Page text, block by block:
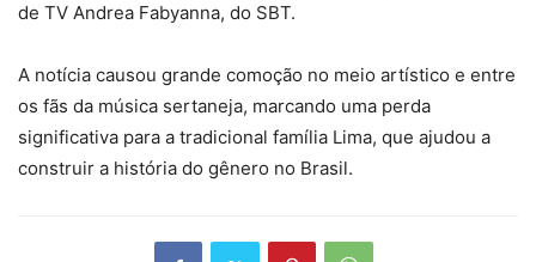
de TV Andrea Fabyanna, do SBT.
A notícia causou grande comoção no meio artístico e entre
os fãs da música sertaneja, marcando uma perda
significativa para a tradicional família Lima, que ajudou a
construir a história do gênero no Brasil.